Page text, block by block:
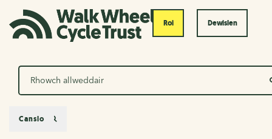
Roi Dewislen
Chwilio
Canslo